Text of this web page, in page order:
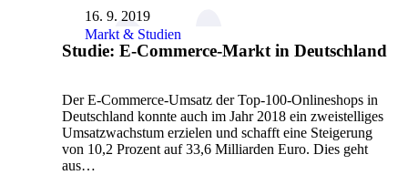
16. 9. 2019
Markt & Studien
Studie: E-Commerce-Markt in Deutschland
Der E-Commerce-Umsatz der Top-100-Onlineshops in
Deutschland konnte auch im Jahr 2018 ein zweistelliges
Umsatzwachstum erzielen und schafft eine Steigerung
von 10,2 Prozent auf 33,6 Milliarden Euro. Dies geht
aus…